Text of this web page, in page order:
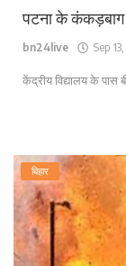
पटना के कंकड़बाग
bn24live Sep
केंद्रीय विद्यालय के पास
बिहार